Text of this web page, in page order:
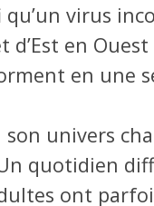
virus
en
en une
univers
quotidien
ont